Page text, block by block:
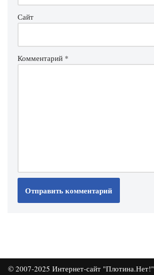
Сайт
Комментарий *
© 2007-2025 Интернет-сайт "Плотина.Нет!"